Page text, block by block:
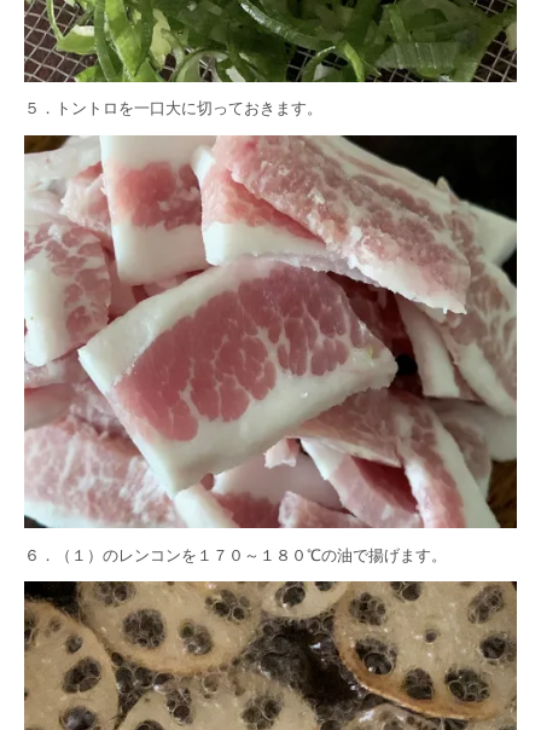
５．トントロを一口大に切っておきます。
６．（１）のレンコンを１７０～１８０℃の油で揚げます。